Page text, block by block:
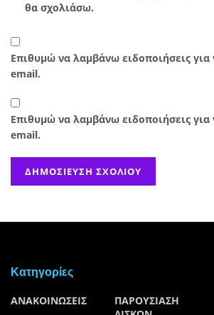
θα σχολιάσω.
Επιθυμώ να λαμβάνω ειδοποιήσεις
email.
Επιθυμώ να λαμβάνω ειδοποιήσεις
email.
Kατηγορίες
ΑΝΑΚΟΙΝΩΣΕΙΣ
ΠΑΡΟΥΣΙΑΣΗ